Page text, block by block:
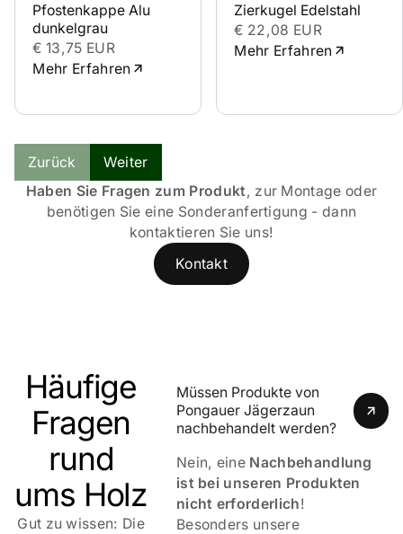
Pfostenkappe Alu
dunkelgrau
€ 13,75 EUR
Mehr Erfahren
Zierkugel Edelstahl
€ 22,08 EUR
Mehr Erfahren
Zurück
Weiter
Haben Sie Fragen zum Produkt, zur Montage oder
benötigen Sie eine Sonderanfertigung - dann
kontaktieren Sie uns!
Kontakt
Häufige
Fragen
rund
ums Holz
Gut zu wissen: Die
Müssen Produkte von
Pongauer Jägerzaun
nachbehandelt werden?
Nein, eine Nachbehandlung
ist bei unseren Produkten
nicht erforderlich!
Besonders unsere